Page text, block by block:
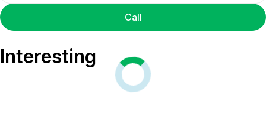
Call
Interesting